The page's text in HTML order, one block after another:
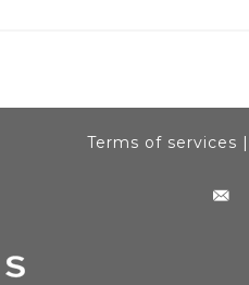
Terms of services |